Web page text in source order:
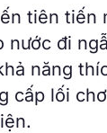
tiên tiến
đi
năng
cấp lối